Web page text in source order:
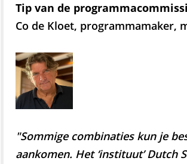
Tip van de
Co de Kloet, programmamaker,
"Sommige combinaties kun je
aankomen. Het ‘instituut’ Dutch
Inzoomen